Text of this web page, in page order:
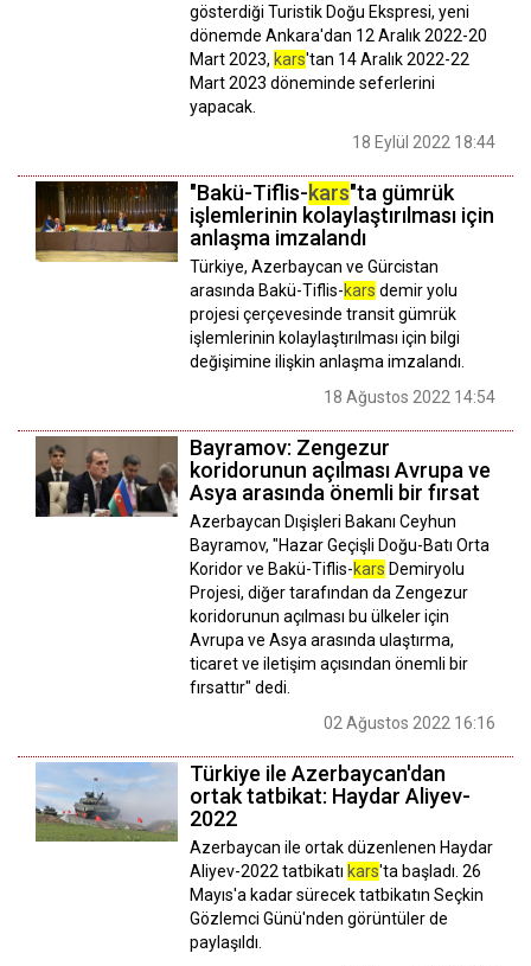
gösterdiği Turistik Doğu Ekspresi, yeni
dönemde Ankara'dan 12 Aralık 2022-20
Mart 2023, kars'tan 14 Aralık 2022-22
Mart 2023 döneminde seferlerini
yapacak.
18 Eylül 2022 18:44
"Bakü-Tiflis-kars"ta gümrük
işlemlerinin kolaylaştırılması için
anlaşma imzalandı
Türkiye, Azerbaycan ve Gürcistan
arasında Bakü-Tiflis-kars demir yolu
projesi çerçevesinde transit gümrük
işlemlerinin kolaylaştırılması için bilgi
değişimine ilişkin anlaşma imzalandı.
18 Ağustos 2022 14:54
Bayramov: Zengezur
koridorunun açılması Avrupa ve
Asya arasında önemli bir fırsat
Azerbaycan Dışişleri Bakanı Ceyhun
Bayramov, "Hazar Geçişli Doğu-Batı Orta
Koridor ve Bakü-Tiflis-kars Demiryolu
Projesi, diğer tarafından da Zengezur
koridorunun açılması bu ülkeler için
Avrupa ve Asya arasında ulaştırma,
ticaret ve iletişim açısından önemli bir
fırsattır" dedi.
02 Ağustos 2022 16:16
Türkiye ile Azerbaycan'dan
ortak tatbikat: Haydar Aliyev-
2022
Azerbaycan ile ortak düzenlenen Haydar
Aliyev-2022 tatbikatı kars'ta başladı. 26
Mayıs'a kadar sürecek tatbikatın Seçkin
Gözlemci Günü'nden görüntüler de
paylaşıldı.